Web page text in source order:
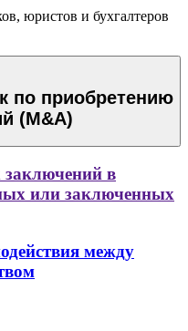
юристов и бухгалтеров
по приобретению
предприятий (M&A)
в
или заключенных
между